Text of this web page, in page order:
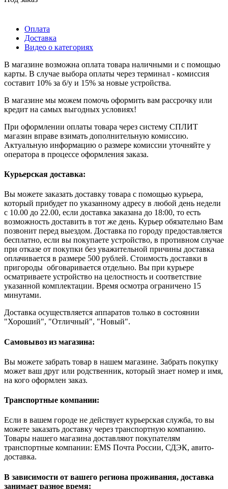
Оплата
Доставка
Видео о категориях
В магазине возможна оплата товара наличными и с помощью
карты. В случае выбора оплаты через терминал - комиссия
составит 10% за б/у и 15% за новые устройства.
В магазине мы можем помочь оформить вам рассрочку или
кредит на самых выгодных условиях!
При оформлении оплаты товара через систему СПЛИТ
магазин вправе взимать дополнительную комиссию.
Актуальную информацию о размере комиссии уточняйте у
оператора в процессе оформления заказа.
Курьерская доставка:
Вы можете заказать доставку товара с помощью курьера,
который прибудет по указанному адресу в любой день недели
с 10.00 до 22.00, если доставка заказана до 18:00, то есть
возможность доставить в тот же день. Курьер обязательно Вам
позвонит перед выездом. Доставка по городу предоставляется
бесплатно, если вы покупаете устройство, в противном случае
при отказе от покупки без уважительной причины доставка
оплачивается в размере 500 рублей. Стоимость доставки в
пригороды обговаривается отдельно. Вы при курьере
осматриваете устройство на целостность и соответствие
указанной комплектации. Время осмотра ограничено 15
минутами.
Доставка осуществляется аппаратов только в состоянии
"Хороший", "Отличный", "Новый".
Самовывоз из магазина:
Вы можете забрать товар в нашем магазине. Забрать покупку
может ваш друг или родственник, который знает номер и имя,
на кого оформлен заказ.
Транспортные компании:
Если в вашем городе не действует курьерская служба, то вы
можете заказать доставку через транспортную компанию.
Товары нашего магазина доставляют покупателям
транспортные компании: EMS Почта России, СДЭК, авито-
доставка.
В зависимости от вашего региона проживания, доставка
занимает разное время: